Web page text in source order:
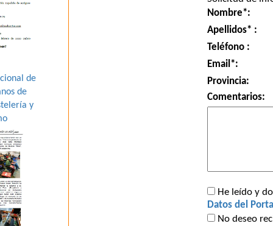
de
de
y
Nombre*:
Apellidos* :
Teléfono :
Email*:
Provincia:
Comentarios:
He leído y
Datos del
No deseo